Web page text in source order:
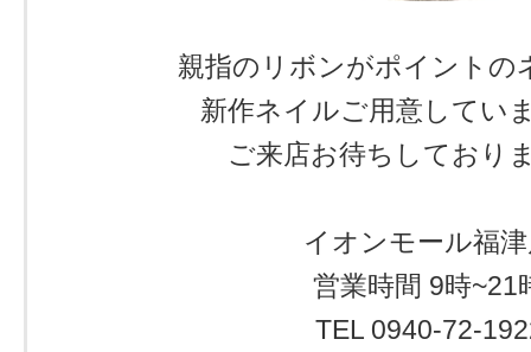
親指のリボンがポイント
新作ネイルご用意してい
ご来店お待ちしており
イオンモール福
営業時間 9時~21
TEL 0940-72-